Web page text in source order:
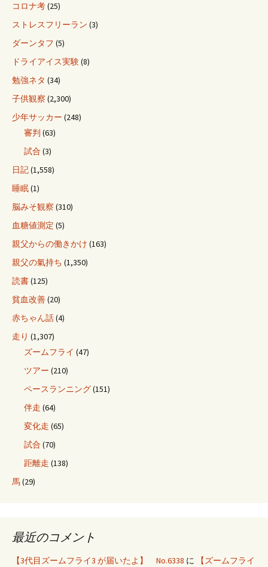
コロナ考(25)
ストレスフリーラン (3)
ダーンタフ (5)
ドライアイス実験(8)
勉強ネタ (34)
子供観察 (2,300)
少年サッカー (248)
審判 (63)
試合 (3)
日記(1,558)
睡眠(1)
脳みそ観察 (310)
血糖値測定 (5)
親父からの働きかけ (163)
親父の氣持ち (1,350)
読書(125)
貧血改善(20)
赤ちゃん話(4)
走り (1,307)
ズームフライ (47)
ツアー (210)
ペースランニング(151)
伴走 (64)
変化走 (65)
試合 (70)
距離走 (138)
馬(29)
最近のコメント
【3代目ズームフライ3 が届いたよ】 No.6338 に
【ズームフライ